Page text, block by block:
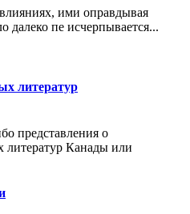
ими оправдывая
далеко пе исчерпывается...
литератур
представления о
Канады или